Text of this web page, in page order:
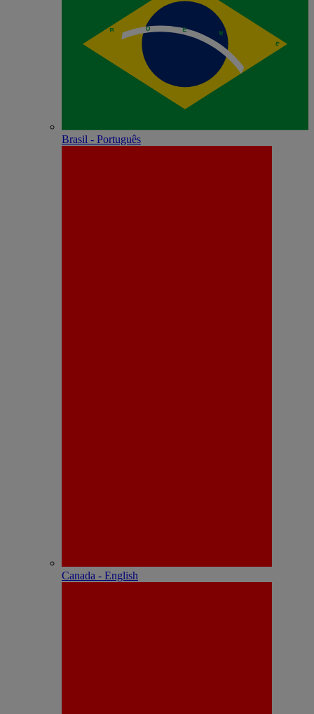
Brasil - Português
Canada - English